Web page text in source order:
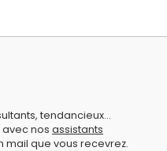
tendancieux...
nos assistants
mail que vous recevrez.